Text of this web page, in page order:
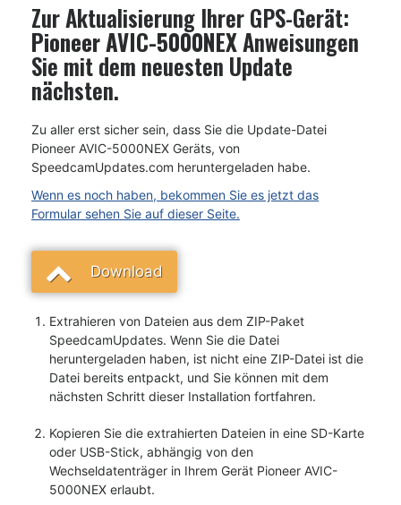
Zur Aktualisierung Ihrer GPS-Gerät:
Pioneer AVIC-5000NEXAnweisungen
Sie mit dem neuesten Update
nächsten.
Zu aller erst sicher sein, dass Sie die Update-Datei
Pioneer AVIC-5000NEX Geräts, von
SpeedcamUpdates.com heruntergeladen habe.
Wenn es noch haben, bekommen Sie es jetzt das
Formular sehen Sie auf dieser Seite.
Download
Extrahieren von Dateien aus dem ZIP-Paket
SpeedcamUpdates. Wenn Sie die Datei
heruntergeladen haben, ist nicht eine ZIP-Datei ist die
Datei bereits entpackt, und Sie können mit dem
nächsten Schritt dieser Installation fortfahren.
Kopieren Sie die extrahierten Dateien in eine SD-Karte
oder USB-Stick, abhängig von den
Wechseldatenträger in Ihrem Gerät Pioneer AVIC-
5000NEX erlaubt.